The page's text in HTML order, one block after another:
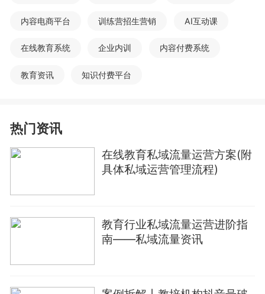
内容电商平台 训练营招生营销 AI互动课
在线教育系统 企业内训 内容付费系统
教育资讯 知识付费平台
热门资讯
在线教育私域流量运营方案(附
具体私域运营管理流程)
教育行业私域流量运营进阶指
南——私域流量资讯